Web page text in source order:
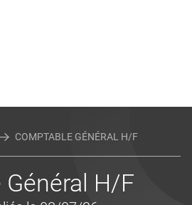
COMPTABLE GÉNÉRAL H/F
H/F